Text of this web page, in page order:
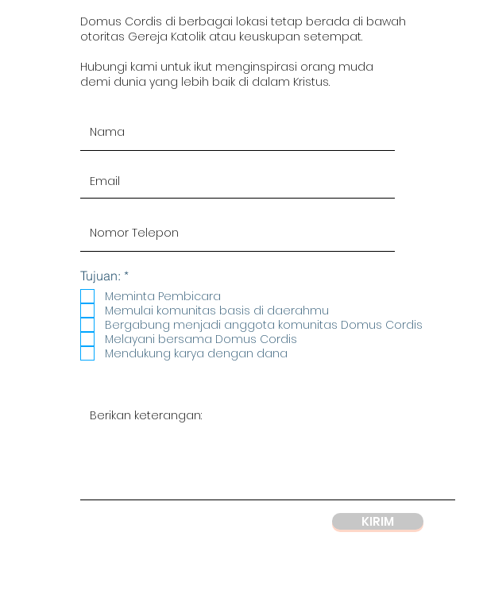
Domus Cordis di berbagai lokasi tetap berada di bawah
otoritas Gereja Katolik atau keuskupan setempat.
Hubungi kami untuk ikut menginspirasi orang muda
demi dunia yang lebih baik di dalam Kristus.
Tujuan: *R
q
u
i
r
e
Meminta Pembicara
Memulai komunitas basis di daerahmu
Bergabung menjadi anggota komunitas Domus Cordis
Melayani bersama Domus Cordis
Mendukung karya dengan dana
KIRIM